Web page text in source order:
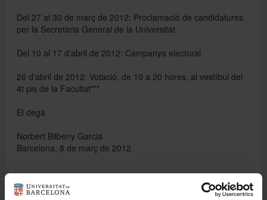
Del 27 al 30 de març de 2012: Proclamació de candidatures
per la Secretaria General de la Universitat
Del 10 al 17 d'abril de 2012: Campanya electoral
26 d'abril de 2012: Votació, de 10 a 20 hores, al vestíbul del
4t pis de la Facultat***
El degà
Norbert Bilbeny Garcia
Barcelona, 8 de març de 2012
*Convocatòria